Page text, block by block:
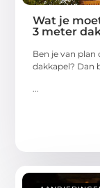
Wat je
3 meter
Ben je van
dakkapel? Dan
...